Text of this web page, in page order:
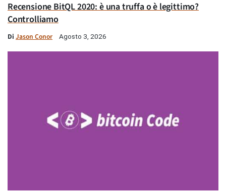
Recensione BitQL 2020: è una truffa o è legittimo?
Controlliamo
Di Jason Conor Agosto 3, 2026